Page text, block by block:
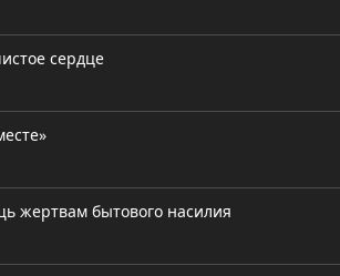
сердце
жертвам бытового насилия